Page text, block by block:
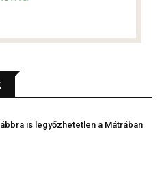
is legyőzhetetlen a Mátrában